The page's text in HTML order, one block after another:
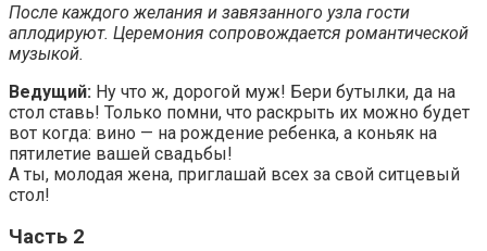
После каждого желания и завязанного узла гости
аплодируют. Церемония сопровождается романтической
музыкой.
Ведущий: Ну что ж, дорогой муж! Бери бутылки, да на
стол ставь! Только помни, что раскрыть их можно будет
вот когда: вино — на рождение ребенка, а коньяк на
пятилетие вашей свадьбы!
А ты, молодая жена, приглашай всех за свой ситцевый
стол!
Часть 2